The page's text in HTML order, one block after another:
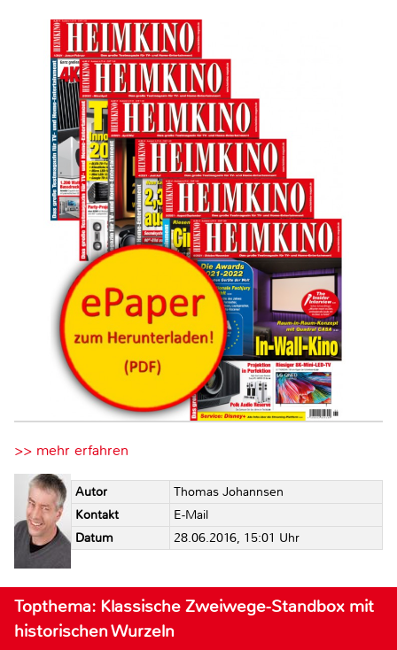
>> mehr erfahren
Autor
Thomas Johannsen
Kontakt
E-Mail
Datum
28.06.2016, 15:01 Uhr
Topthema: Klassische Zweiwege-Standbox mit
historischen Wurzeln